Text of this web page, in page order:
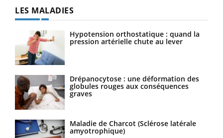
LES MALADIES
Hypotension orthostatique : quand la
pression artérielle chute au lever
Drépanocytose : une déformation des
globules rouges aux conséquences
graves
Maladie de Charcot (Sclérose latérale
amyotrophique)